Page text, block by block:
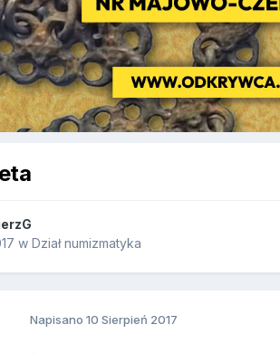
w Dział numizmatyka
Napisano 10 Sierpień 2017